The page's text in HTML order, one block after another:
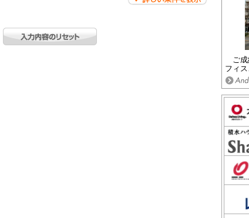
ご成
フィ